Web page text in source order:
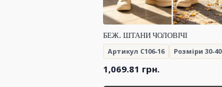
БЕЖ. ШТАНИ ЧОЛОВІЧІ
Артикул C106-16
Розміри 30-40
1,069.81 грн.